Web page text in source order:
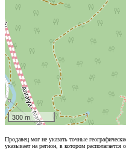
300 m
Продавец мог не указать точные
указывает на регион, в котором располагается